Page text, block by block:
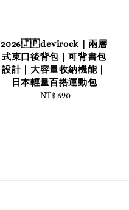
2026🇯🇵devirock｜兩層
式束口後背包｜可背書包
設計｜大容量收納機能｜
日本輕量百搭運動包
Regular
NT$ 690